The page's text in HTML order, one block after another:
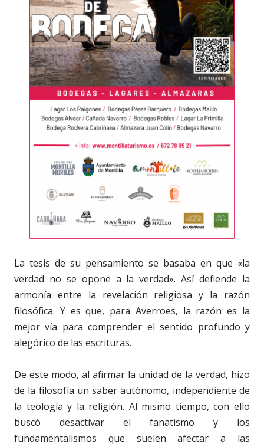
La tesis de su pensamiento se basaba en que «la
verdad no se opone a la verdad». Así defiende la
armonía entre la revelación religiosa y la razón
filosófica. Y es que, para Averroes, la razón es la
mejor vía para comprender el sentido profundo y
alegórico de las escrituras.
De este modo, al afirmar la unidad de la verdad, hizo
de la filosofía un saber autónomo, independiente de
la teología y la religión. Al mismo tiempo, con ello
buscó desactivar el fanatismo y los
fundamentalismos que suelen afectar a las